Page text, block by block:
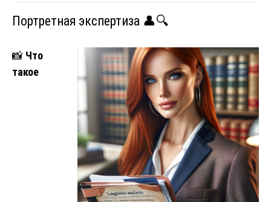
Портретная экспертиза 👤🔍
📸 Что
такое